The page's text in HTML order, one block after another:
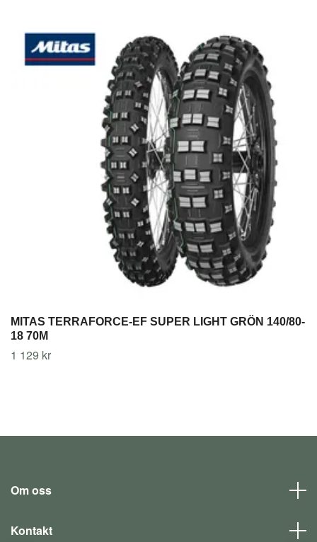
MITAS TERRAFORCE-EF SUPER LIGHT GRÖN 140/80-
18 70M
1 129 kr
Om oss
Kontakt